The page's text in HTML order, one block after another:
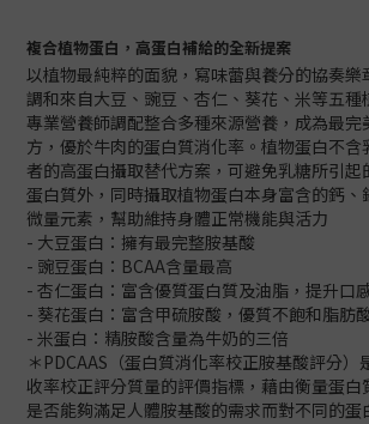
複合植物蛋白，高蛋白補給的全新提案
以植物最純粹的面貌，寫味蕾與養分的協奏樂
調和來自大豆、豌豆、杏仁、葵花、米等五種
專業營養師調配整合多種來源營養，成為最完
方，優於牛肉的蛋白質消化率。植物蛋白不含
者的高蛋白攝取替代方案，可避免乳糖所引起
蛋白質外，同時攝取植物蛋白本身富含的鈣、
微量元素，幫助維持身體正常機能與活力
- 大豆蛋白：擁有最完整胺基酸
- 豌豆蛋白：BCAA含量最高
- 杏仁蛋白：富含優質蛋白質及油脂，提升口
- 葵花蛋白：富含甲硫胺酸，優質不飽和脂肪
- 米蛋白：精胺酸含量為牛奶的三倍
＊PDCAAS（蛋白質消化率校正胺基酸評分）
收率校正評分質量的評價指標，藉由衡量蛋白
是否能夠滿足人體胺基酸的需求而對不同的蛋